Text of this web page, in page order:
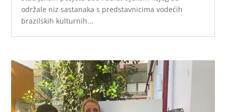
održale niz sastanaka s predstavnicima vodećih
brazilskih kulturnih...